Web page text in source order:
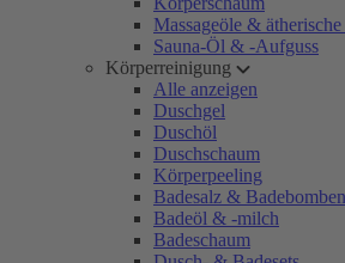
Massageöle &
Sauna-Öl & -Aufguss
Körperreinigung
Alle anzeigen
Duschgel
Duschöl
Duschschaum
Körperpeeling
Badesalz & Badebomben
Badeöl & -milch
Badeschaum